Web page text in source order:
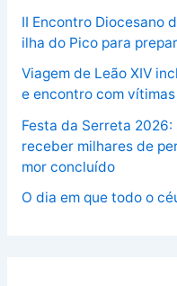
II Encontro Diocesano
ilha do Pico para
Viagem de Leão XIV
e encontro com
Festa da Serreta
receber milhares de
mor concluído
O dia em que todo o